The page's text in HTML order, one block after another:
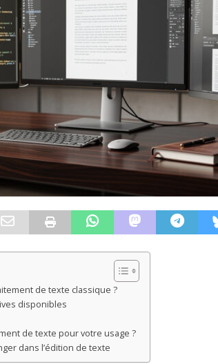
de texte classique ?
disponibles
de texte pour votre usage ?
dans l’édition de texte